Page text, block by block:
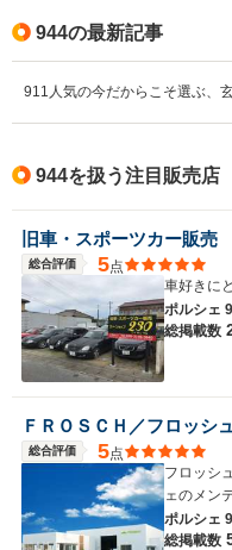
944の最新記事
911人気の今だからこそ選ぶ、
944を扱う注目販売店
旧車・スポーツカー販
総合評価 5点
車好きに
ポルシェ
総掲載数
ＦＲＯＳＣＨ／フロッシ
総合評価 5点
フロッシ
ェのメン
ポルシェ
総掲載数